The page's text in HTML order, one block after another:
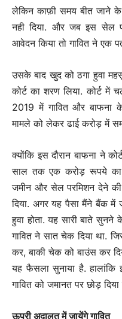
लेकिन काफ़ी समय बीत जाने
नही दिया. और जब इस सेल
आवेदन किया तो गावित ने एक
उसके बाद खुद को ठगा हुवा
कोर्ट का शरण लिया. कोर्ट
2019 में गावित और बाफना
मामले को लेकर ढाई करोड़ में
क्योंकि इस दौरान बाफना ने
साल तक एक करोड़ रूपये का
जमीन और सेल परमिशन देने की
दिया. अगर यह पैसा मैंने बैंक में
हुवा होता. यह सारी बाते
गावित ने सात चेक दिया था.
कर, बाकी चेक को बाउंस कर
यह फैसला सुनाया है.
गावित को जमानत पर छोड़ दिया
ऊपरी अदालत में जायेंगे गावित